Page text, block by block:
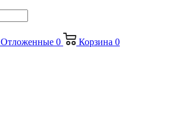
Отложенные 0 Корзина 0